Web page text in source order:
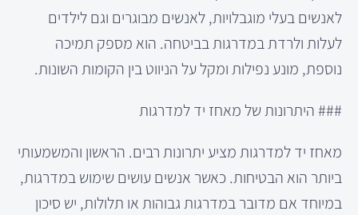
לאנשים בעלי מוגבלויות, לאנשים מבוגרים וגם לילדים
לעלות ולרדת במדרגות בביטחה. הוא מספק תמיכה
נוספת, מונע נפילות ומקל על הניווט בין הקומות השונות.
### היתרונות של מאחז יד למדרגות
מאחז יד למדרגות מציע יתרונות רבים. הראשון והמשמעותי
ביותר הוא הבטיחות. כאשר אנשים עושים שימוש במדרגות,
במיוחד אם מדובר במדרגות גבוהות או תלולות, יש סיכון